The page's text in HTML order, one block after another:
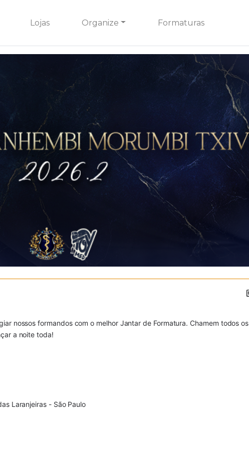
Lojas Organize Formaturas
nossos formandos com o melhor Jantar de Formatura. Chamem todos os
a noite toda!
Laranjeiras - São Paulo